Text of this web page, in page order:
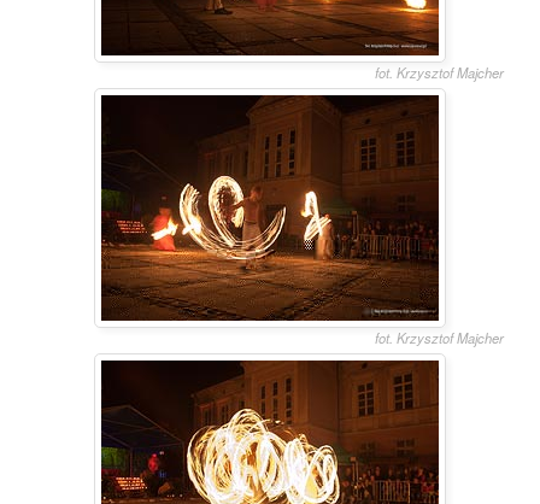
fot. Krzysztof Majcher
fot. Krzysztof Majcher